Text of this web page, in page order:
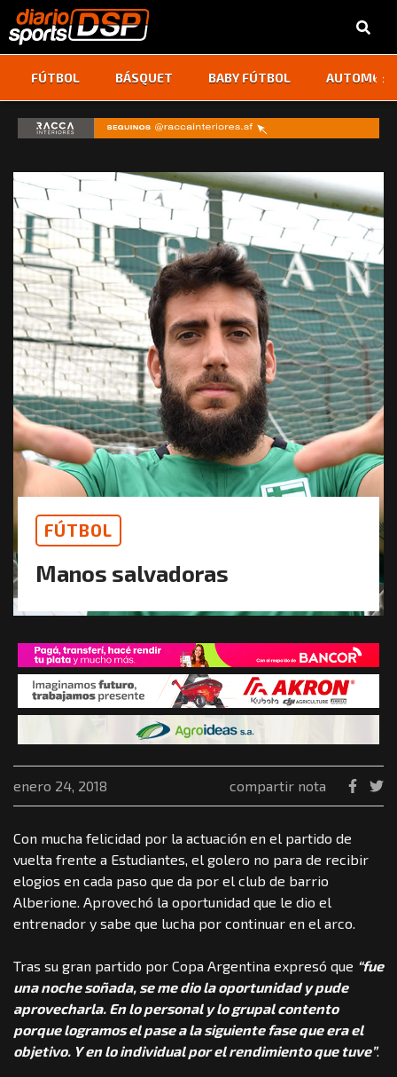
FÚTBOL BÁSQUET BABY FÚTBOL ‹ ›
FÚTBOL
Manos salvadoras
enero 24, 2018 compartir nota
Con mucha felicidad por la actuación en el partido de
vuelta frente a Estudiantes, el golero no para de recibir
elogios en cada paso que da por el club de barrio
Alberione. Aprovechó la oportunidad que le dio el
entrenador y sabe que lucha por continuar en el arco.
Tras su gran partido por Copa Argentina expresó que “fue
una noche soñada, se me dio la oportunidad y pude
aprovecharla. En lo personal y lo grupal contento
porque logramos el pase a la siguiente fase que era el
objetivo. Y en lo individual por el rendimiento que tuve”.